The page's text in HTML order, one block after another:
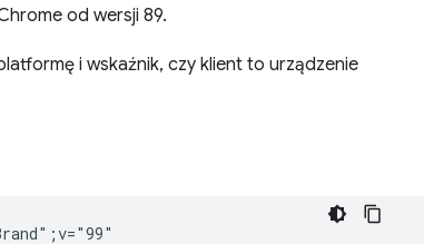
od wersji 89.
i wskaźnik, czy klient to urządzenie